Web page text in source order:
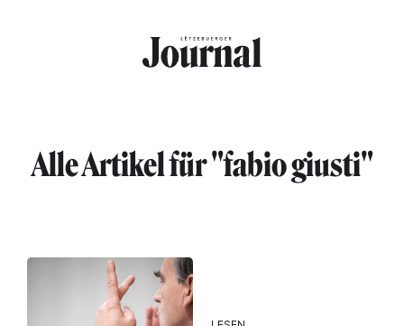
Alle Artikel für "fabio giusti"